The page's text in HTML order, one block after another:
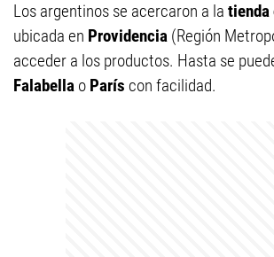
Los argentinos se acercaron a la tienda
ubicada en Providencia (Región
acceder a los productos. Hasta se
Falabella o París con facilidad.